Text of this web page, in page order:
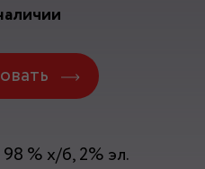
98 % х/б, 2% эл.